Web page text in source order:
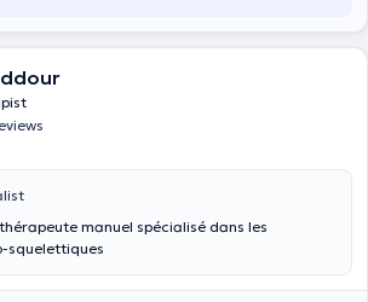
manuel spécialisé dans les
squelettiques